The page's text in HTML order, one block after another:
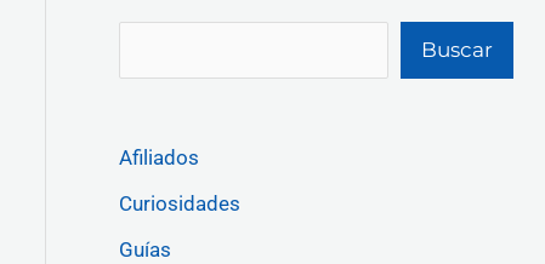
Buscar
Afiliados
Curiosidades
Guías